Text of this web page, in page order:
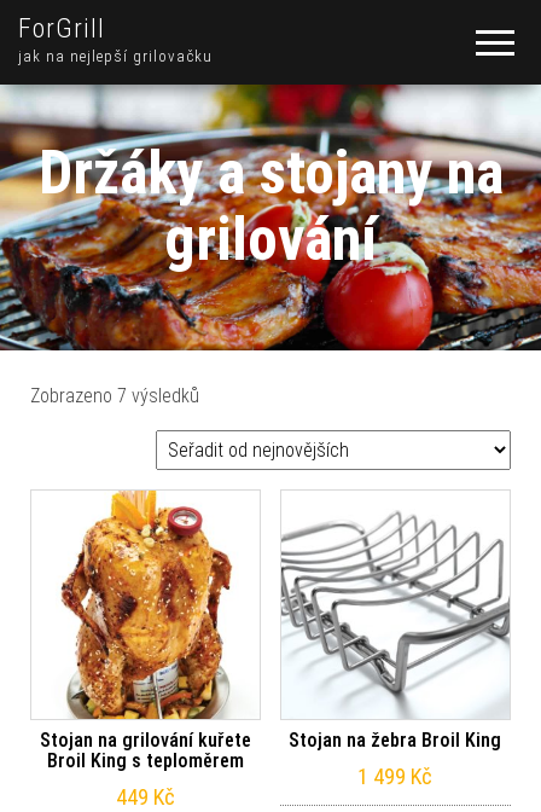
ForGrill
jak na nejlepší grilovačku
Držáky a stojany na
grilování
Zobrazeno 7 výsledků
Stojan na grilování kuřete
Broil King s teploměrem
449 Kč
Stojan na žebra Broil King
1 499 Kč